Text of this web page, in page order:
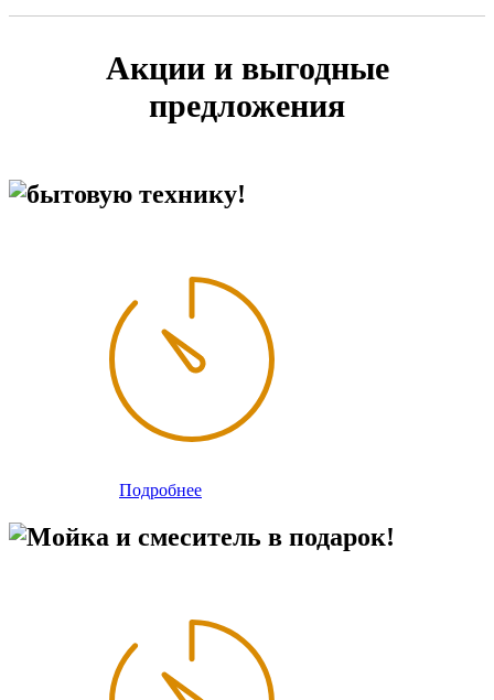
Акции и выгодные
предложения
бытовую технику!
Подробнее
Мойка и смеситель в подарок!